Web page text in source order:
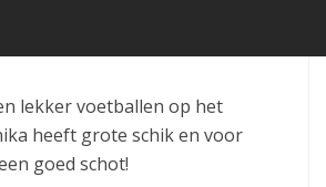
lekker voetballen op het
heeft grote schik en voor
goed schot!